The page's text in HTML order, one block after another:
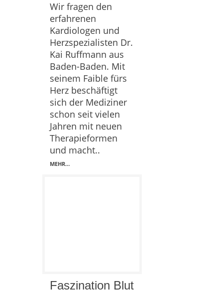
Wir fragen den
erfahrenen
Kardiologen und
Herzspezialisten Dr.
Kai Ruffmann aus
Baden-Baden. Mit
seinem Faible fürs
Herz beschäftigt
sich der Mediziner
schon seit vielen
Jahren mit neuen
Therapieformen
und macht..
MEHR…
Faszination Blut